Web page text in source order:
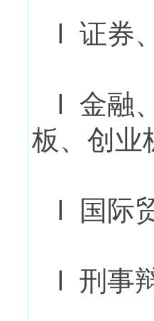
l 证券
l 金融
板、创业
l 国际
l 刑事